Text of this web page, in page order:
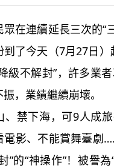
連續延長三次的“三
到了今天（7月27日
級不解封”，許多業者
，業績繼續崩壞。
禁下海，可9人成旅
電影、不能賞舞臺劇
”的“神操作”！被譽